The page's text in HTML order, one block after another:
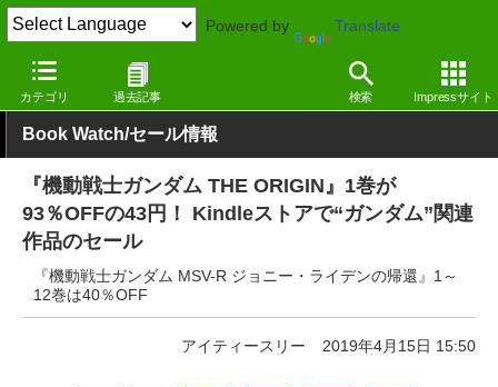
Powered by Translate
カテゴリ 過去記事 検索 Impressサイト
窓の杜 電子書籍・本
Book Watch/セール情報
『機動戦士ガンダム THE ORIGIN』1巻が
93％OFFの43円！ Kindleストアで“ガンダム”関連
作品のセール
『機動戦士ガンダム MSV-R ジョニー・ライデンの帰還』1～
12巻は40％OFF
アイティースリー 2019年4月15日 15:50